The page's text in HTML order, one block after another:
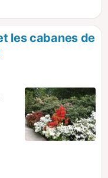
à bruyères typiques
la forêt de
les cabanes de